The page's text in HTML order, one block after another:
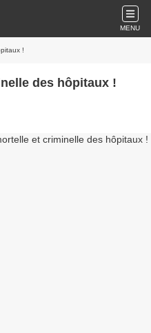
MENU
!
des hôpitaux !